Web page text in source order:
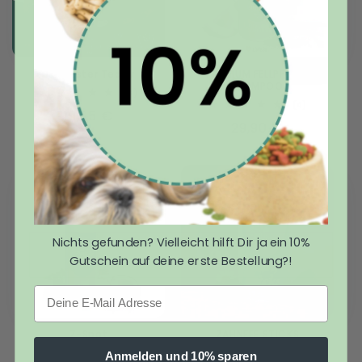
Bissfester Teddy
3
Bewertungen
Normaler
Preis
19,95 €
PREMIUM FELLPFLEGE
SHAMPOO
Normaler
Preis
29,90 €
Z-Spot
(1)1
ZAHNFEE STICKS
Normaler
24,90 €
Nichts gefunden? Vielleicht hilft Dir ja ein 10%
Gutschein auf deine erste Bestellung?!
Deine E-Mail Adresse
Anmelden und 10% sparen